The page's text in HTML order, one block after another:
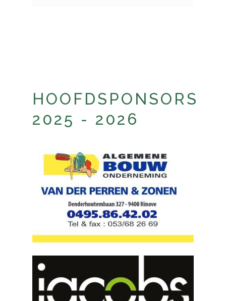
HOOFDSPONSORS
2025 - 2026